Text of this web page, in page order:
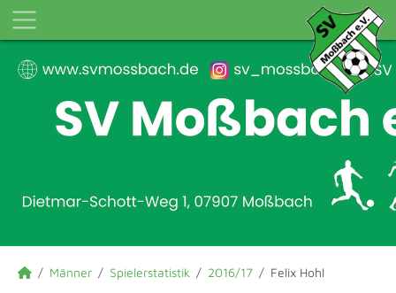
Männer Spielerstatistik 2016/17 Felix Hohl